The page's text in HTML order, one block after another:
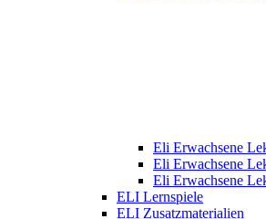
Eli Erwachsene
Eli Erwachsene
Eli Erwachsene
ELI Lernspiele
ELI Zusatzmaterialien